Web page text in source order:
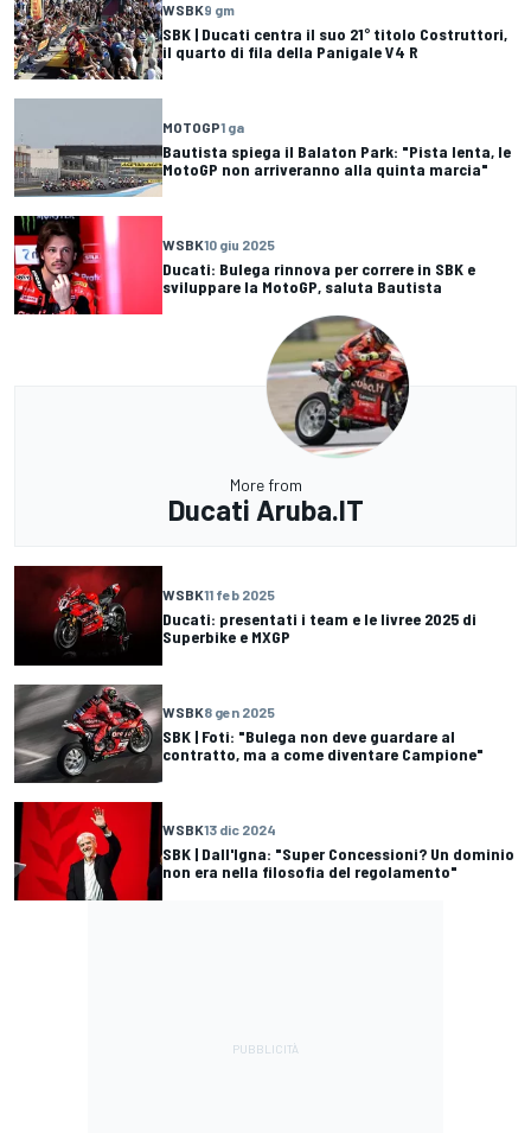
WSBK9 gm
SBK | Ducati centra il suo 21° titolo Costruttori,
il quarto di fila della Panigale V4 R
MOTOGP1 ga
Bautista spiega il Balaton Park: "Pista lenta, le
MotoGP non arriveranno alla quinta marcia"
WSBK10 giu 2025
Ducati: Bulega rinnova per correre in SBK e
sviluppare la MotoGP, saluta Bautista
More from
Ducati Aruba.IT
WSBK11 feb 2025
Ducati: presentati i team e le livree 2025 di
Superbike e MXGP
WSBK8 gen 2025
SBK | Foti: "Bulega non deve guardare al
contratto, ma a come diventare Campione"
WSBK13 dic 2024
SBK | Dall'Igna: "Super Concessioni? Un dominio
non era nella filosofia del regolamento"